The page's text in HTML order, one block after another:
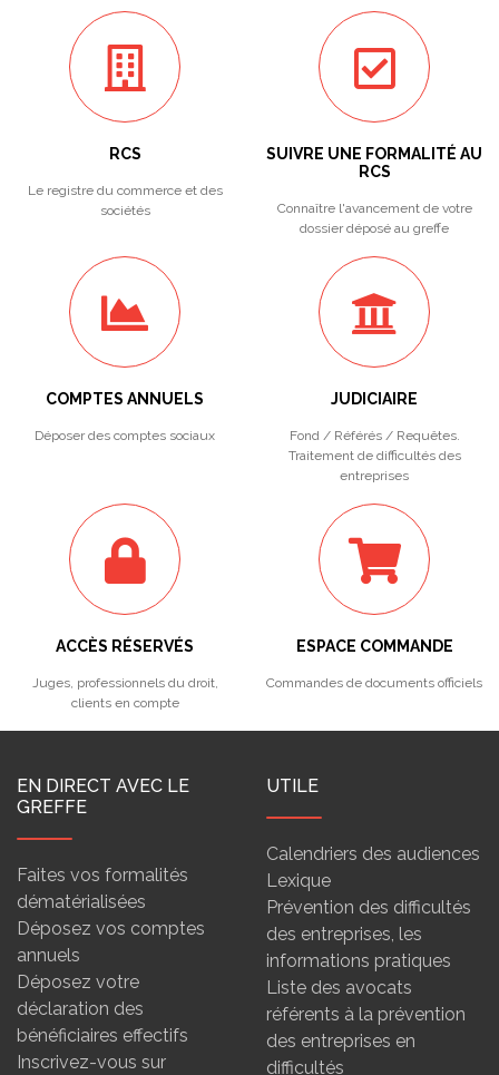
RCS
Le registre du commerce et des
sociétés
SUIVRE UNE FORMALITÉ AU
RCS
Connaître l'avancement de votre
dossier déposé au greffe
COMPTES ANNUELS
Déposer des comptes sociaux
JUDICIAIRE
Fond / Référés / Requêtes.
Traitement de difficultés des
entreprises
ACCÈS RÉSERVÉS
Juges, professionnels du droit,
clients en compte
ESPACE COMMANDE
Commandes de documents officiels
EN DIRECT AVEC LE
GREFFE
Faites vos formalités
dématérialisées
Déposez vos comptes
annuels
Déposez votre
déclaration des
bénéficiaires effectifs
Inscrivez-vous sur
UTILE
Calendriers des audiences
Lexique
Prévention des difficultés
des entreprises, les
informations pratiques
Liste des avocats
référents à la prévention
des entreprises en
difficultés